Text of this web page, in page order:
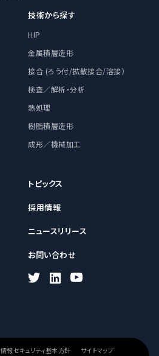
技術から探す
HIP
金属積層造形
接合 (ろう付/拡散接合/溶接）
検査／解析・分析
熱処理
樹脂積層造形
成形／機械加工
トピックス
採用情報
ニュースリリース
お問い合わせ
情報セキュリティ基本方針 サイトマップ